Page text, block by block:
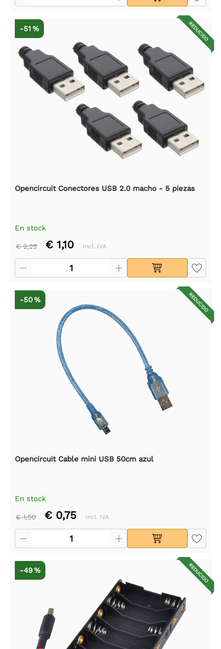
REDUCIDO
-51 %
Opencircuit Conectores USB 2.0 macho - 5 piezas
En stock
€ 2,25 € 1,10 Incl. IVA
REDUCIDO
-50 %
Opencircuit Cable mini USB 50cm azul
En stock
€ 1,50 € 0,75 Incl. IVA
REDUCIDO
-49 %